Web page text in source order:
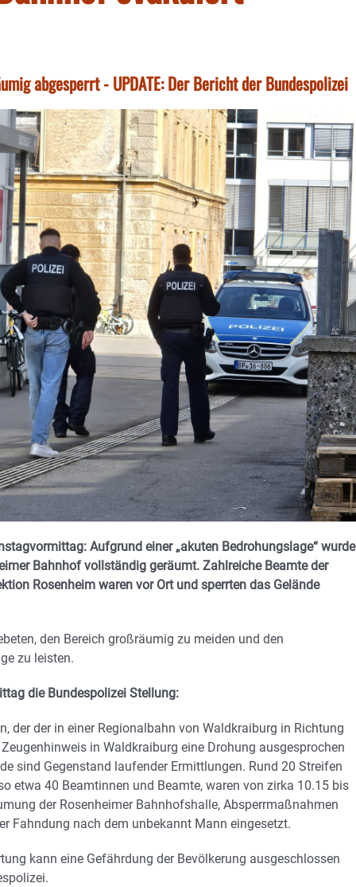
abgesperrt - UPDATE: Der Bericht der Bundespolizei
Aufgrund einer „akuten Bedrohungslage“ wurde
Bahnhof vollständig geräumt. Zahlreiche Beamte der
Rosenheim waren vor Ort und sperrten das Gelände
den Bereich großräumig zu meiden und den
zu leisten.
die Bundespolizei Stellung:
der der in einer Regionalbahn von Waldkraiburg in Richtung
in Waldkraiburg eine Drohung ausgesprochen
sind Gegenstand laufender Ermittlungen. Rund 20 Streifen
etwa 40 Beamtinnen und Beamte, waren von zirka 10.15 bis
der Rosenheimer Bahnhofshalle, Absperrmaßnahmen
Fahndung nach dem unbekannt Mann eingesetzt.
kann eine Gefährdung der Bevölkerung ausgeschlossen